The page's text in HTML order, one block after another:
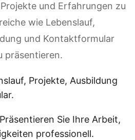
und Erfahrungen zu
wie Lebenslauf,
und Kontaktformular
präsentieren.
Projekte, Ausbildung
Präsentieren Sie Ihre Arbeit,
professionell.